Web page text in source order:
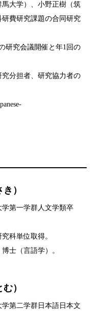
馬大学）、小野正樹（筑
費研究課題の合同研究
研究会議開催と年1回の
究分担者、研究協力者の
）
第一学群人文学類卒
科単位取得。
士（言語学）。
）
第二学群日本語日本文